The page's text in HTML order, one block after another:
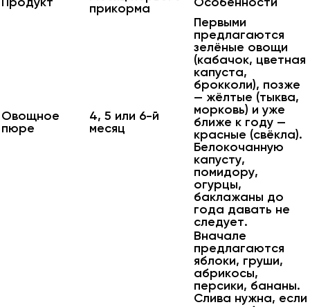
прикорма
Овощное
пюре
4, 5 или 6-й
месяц
Первыми
предлагаются
зелёные овощи
(кабачок, цветная
капуста,
брокколи), позже
— жёлтые (тыква,
морковь) и уже
ближе к году —
красные (свёкла).
Белокочанную
капусту,
помидору,
огурцы,
баклажаны до
года давать не
следует.
Вначале
предлагаются
яблоки, груши,
абрикосы,
персики, бананы.
Слива нужна, если